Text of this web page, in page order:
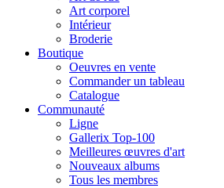
Art corporel
Intérieur
Broderie
Boutique
Oeuvres en vente
Commander un tableau
Catalogue
Communauté
Ligne
Gallerix Top-100
Meilleures œuvres d'art
Nouveaux albums
Tous les membres